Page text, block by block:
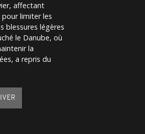
affectant
limiter les
blessures légères
le Danube, où
la
a repris du